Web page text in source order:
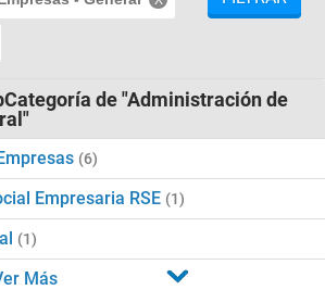
de "Administración de
(6)
Empresaria RSE (1)
(1)
Más